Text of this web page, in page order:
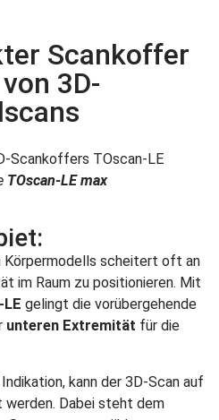
Scankoffer
3D-
TOscan-LE max
Körpermodells scheitert oft an
im Raum zu positionieren. Mit
gelingt die vorübergehende
unteren Extremität für die
kann der 3D-Scan auf
Dabei steht dem